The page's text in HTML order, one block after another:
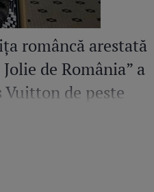
româncă arestată
de România” a
de peste